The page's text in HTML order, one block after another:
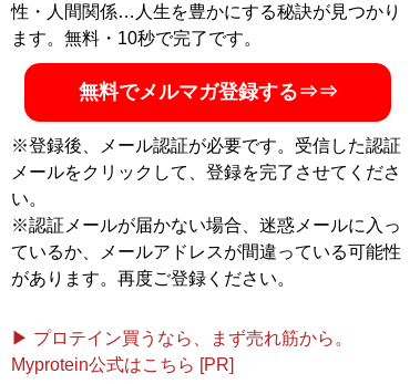
記事一覧へ
性・人間関係…人生を豊かにする秘訣が見つかり
ます。無料・10秒で完了です。
無料でメルマガ登録する⇒⇒
※登録後、メール認証が必要です。受信した認証
メールをクリックして、登録を完了させてくださ
い。
※認証メールが届かない場合、迷惑メールに入っ
ているか、メールアドレスが間違っている可能性
があります。再度ご登録ください。
▶ プロテイン買うなら、まず売れ筋から。
Myprotein公式はこちら [PR]